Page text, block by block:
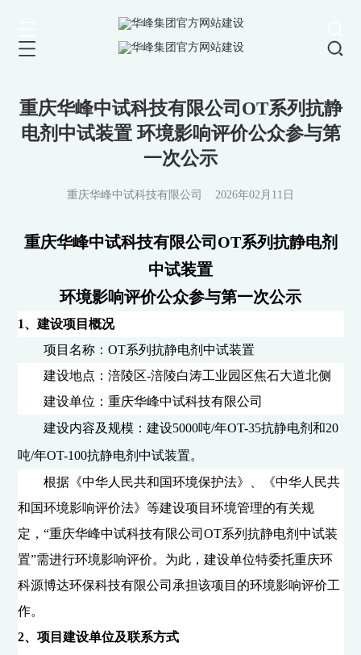
重庆华峰中试科技有限公司OT系列抗静
电剂中试装置 环境影响评价公众参与第
一次公示
重庆华峰中试科技有限公司 2026年02月11日
重庆华峰中试科技有限公司 OT系列抗静电剂
中试装置
环境影响评价公众参与第一次公示
1、建设项目概况
项目名称： OT系列抗静电剂中试装置
建设地点： 涪陵区-涪陵白涛工业园区焦石大道北侧
建设单位： 重庆华峰中试科技有限公司
建设内容及规模：建设5000吨/年OT-35抗静电剂和20
吨/年OT-100抗静电剂中试装置。
根据《中华人民共和国环境保护法》、《中华人民共
和国环境影响评价法》等建设项目环境管理的有关规
定，“重庆华峰中试科技有限公司 OT系列抗静电剂中试装
置”需进行环境影响评价。为此，建设单位特委托重庆环
科源博达环保科技有限公司承担该项目的环境影响评价工
作。
2、项目建设单位及联系方式